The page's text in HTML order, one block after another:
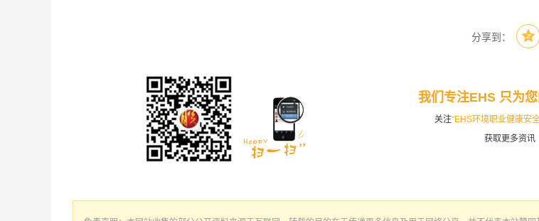
分享到：
我们专注EHS 只为
关注“EHS环境职业健康安
获取更多资讯